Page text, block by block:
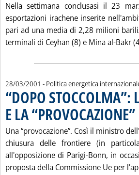
Nella settimana conclusasi il 23
esportazioni irachene inserite
pari ad una media di 2,28 milioni
terminali di Ceyhan (8) e Mina al-Bakr
28/03/2001 - Politica energetica
“DOPO
E LA
Una “provocazione”. Così il ministro
chiusura delle frontiere (in
all'opposizione di Parigi-Bonn, in
proposta della Commissione Ue per